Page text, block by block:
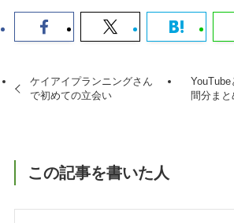
ケイアイプランニングさん
で初めての立会い
YouTube
間分ま
この記事を書いた人